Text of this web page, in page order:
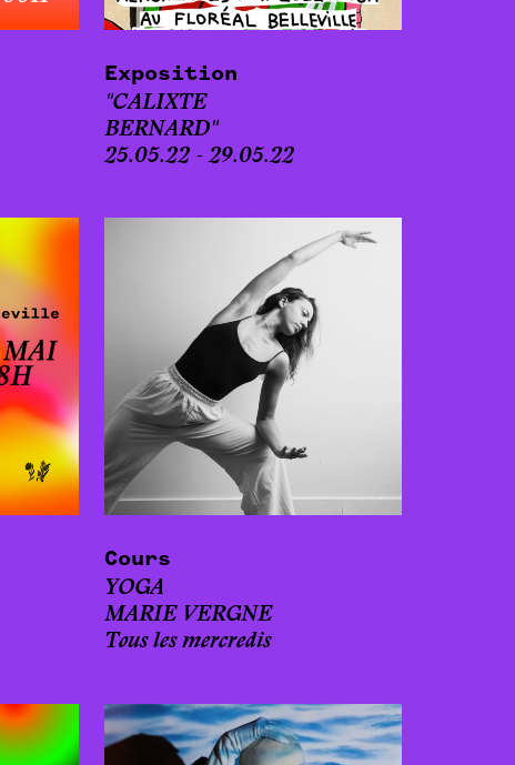
Exposition
"CALIXTE
BERNARD"
25.05.22 - 29.05.22
Cours
YOGA
MARIE VERGNE
Tous les mercredis